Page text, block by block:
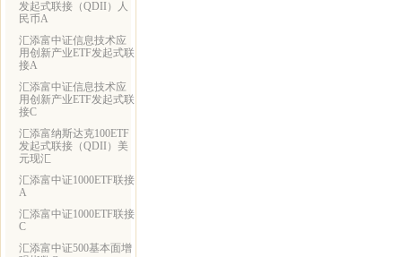
发起式联接（QDII）人
民币A
汇添富中证信息技术应
用创新产业ETF发起式联
接A
汇添富中证信息技术应
用创新产业ETF发起式联
接C
汇添富纳斯达克100ETF
发起式联接（QDII）美
元现汇
汇添富中证1000ETF联接
A
汇添富中证1000ETF联接
C
汇添富中证500基本面增